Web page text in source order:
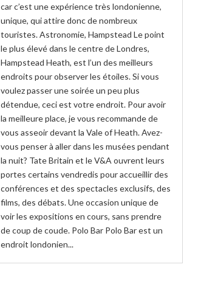
car c’est une expérience très londonienne,
unique, qui attire donc de nombreux
touristes. Astronomie, Hampstead Le point
le plus élevé dans le centre de Londres,
Hampstead Heath, est l’un des meilleurs
endroits pour observer les étoiles. Si vous
voulez passer une soirée un peu plus
détendue, ceci est votre endroit. Pour avoir
la meilleure place, je vous recommande de
vous asseoir devant la Vale of Heath. Avez-
vous penser à aller dans les musées pendant
la nuit? Tate Britain et le V&A ouvrent leurs
portes certains vendredis pour accueillir des
conférences et des spectacles exclusifs, des
films, des débats. Une occasion unique de
voir les expositions en cours, sans prendre
de coup de coude. Polo Bar Polo Bar est un
endroit londonien...